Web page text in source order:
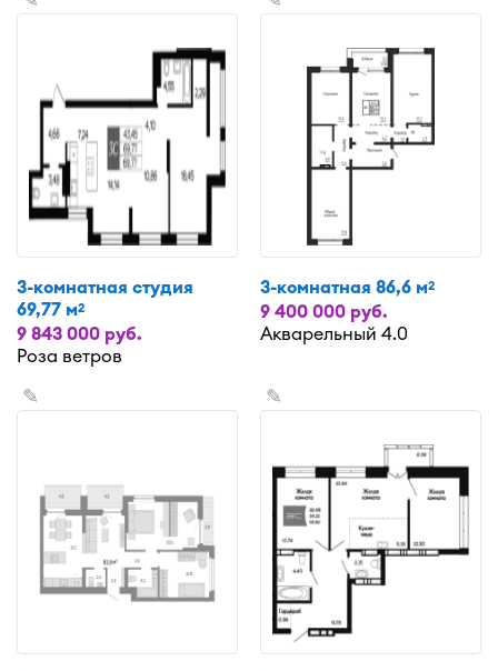
3-комнатная студия
69,77 м2
9 843 000 руб.
Роза ветров
3-комнатная 86,6 м2
9 400 000 руб.
Акварельный 4.0
✎ ✎